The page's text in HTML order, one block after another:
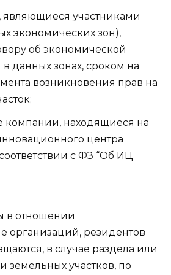
являющиеся участниками
экономических зон),
об экономической
в данных зонах, сроком на
возникновения прав на
находящиеся на
центра
с ФЗ “Об ИЦ
в отношении
организаций, резидентов
в случае раздела или
участков, по